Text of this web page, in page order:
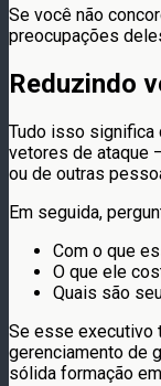
Se você não
preocupações
Reduzindo
Tudo isso significa
vetores de ataque
ou de outras
Em seguida,
Com o que
O que ele
Quais são
Se esse executivo
gerenciamento de
sólida formação